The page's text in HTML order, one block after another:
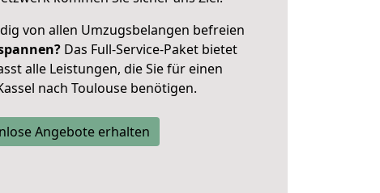
von allen Umzugsbelangen befreien
Das Full-Service-Paket bietet
alle Leistungen, die Sie für einen
nach Toulouse benötigen.
Angebote erhalten